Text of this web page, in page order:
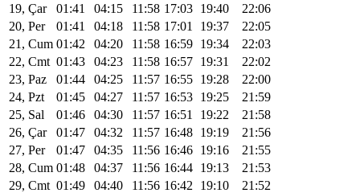
19, Çar
01:41 04:15 11:58 17:03 19:40
22:06
20, Per
01:41 04:18 11:58 17:01 19:37
22:05
21, Cum 01:42 04:20 11:58 16:59 19:34
22:03
22, Cmt 01:43 04:23 11:58 16:57 19:31
22:02
23, Paz
01:44 04:25 11:57 16:55 19:28
22:00
24, Pzt
01:45 04:27 11:57 16:53 19:25
21:59
25, Sal
01:46 04:30 11:57 16:51 19:22
21:58
26, Çar
01:47 04:32 11:57 16:48 19:19
21:56
27, Per
01:47 04:35 11:56 16:46 19:16
21:55
28, Cum 01:48 04:37 11:56 16:44 19:13
21:53
29, Cmt 01:49 04:40 11:56 16:42 19:10
21:52